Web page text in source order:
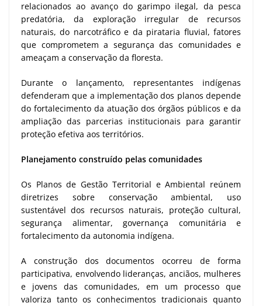
relacionados ao avanço do garimpo ilegal, da pesca
predatória, da exploração irregular de recursos
naturais, do narcotráfico e da pirataria fluvial, fatores
que comprometem a segurança das comunidades e
ameaçam a conservação da floresta.
Durante o lançamento, representantes indígenas
defenderam que a implementação dos planos depende
do fortalecimento da atuação dos órgãos públicos e da
ampliação das parcerias institucionais para garantir
proteção efetiva aos territórios.
Planejamento construído pelas comunidades
Os Planos de Gestão Territorial e Ambiental reúnem
diretrizes sobre conservação ambiental, uso
sustentável dos recursos naturais, proteção cultural,
segurança alimentar, governança comunitária e
fortalecimento da autonomia indígena.
A construção dos documentos ocorreu de forma
participativa, envolvendo lideranças, anciãos, mulheres
e jovens das comunidades, em um processo que
valoriza tanto os conhecimentos tradicionais quanto